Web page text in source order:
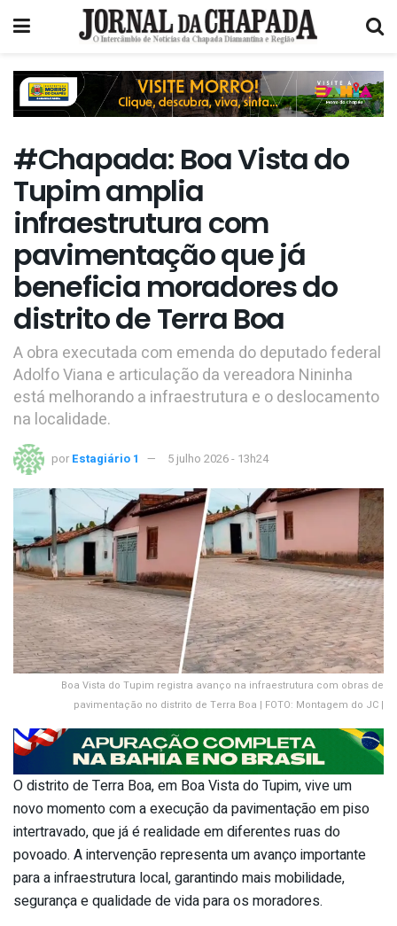
#Chapada: Boa Vista do
Tupim amplia
infraestrutura com
pavimentação que já
beneficia moradores do
distrito de Terra Boa
A obra executada com emenda do deputado federal
Adolfo Viana e articulação da vereadora Nininha
está melhorando a infraestrutura e o deslocamento
na localidade.
por Estagiário 1 5 julho 2026 - 13h24
Boa Vista do Tupim registra avanço na infraestrutura com obras de
pavimentação no distrito de Terra Boa | FOTO: Montagem do JC |
O distrito de Terra Boa, em Boa Vista do Tupim, vive um
novo momento com a execução da pavimentação em piso
intertravado, que já é realidade em diferentes ruas do
povoado. A intervenção representa um avanço importante
para a infraestrutura local, garantindo mais mobilidade,
segurança e qualidade de vida para os moradores.